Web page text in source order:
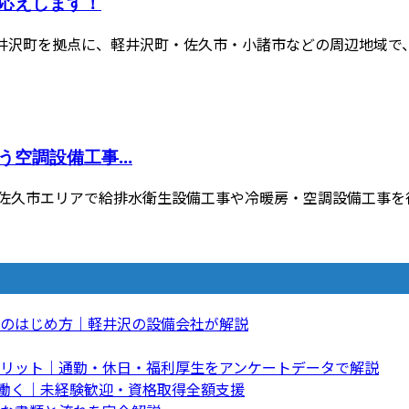
町を拠点に、軽井沢町・佐久市・小諸市などの周辺地域で
空調設備工事...
市エリアで給排水衛生設備工事や冷暖房・空調設備工事
はじめ方｜軽井沢の設備会社が解説
ット｜通勤・休日・福利厚生をアンケートデータで解説
く｜未経験歓迎・資格取得全額支援